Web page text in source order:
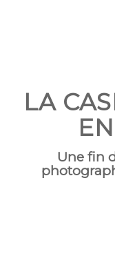
LA
Une fin